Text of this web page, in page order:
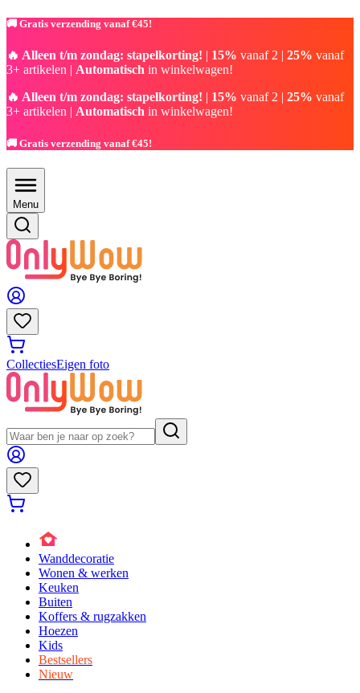
🚚 Gratis verzending vanaf €45!
🔥 Alleen t/m zondag: stapelkorting! | 15% vanaf 2 | 25% vanaf
3+ artikelen | Automatisch in winkelwagen!
🔥 Alleen t/m zondag: stapelkorting! | 15% vanaf 2 | 25% vanaf
3+ artikelen | Automatisch in winkelwagen!
🚚 Gratis verzending vanaf €45!
Menu
CollectiesEigen foto
Wanddecoratie
Wonen & werken
Keuken
Buiten
Koffers & rugzakken
Hoezen
Kids
Bestsellers
Nieuw